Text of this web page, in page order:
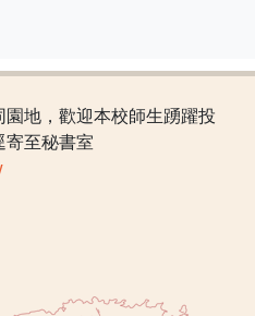
地，歡迎本校師生踴躍投
寄至秘書室